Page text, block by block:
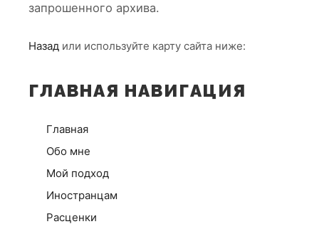
запрошенного архива.
Назад или используйте карту сайта ниже:
ГЛАВНАЯ НАВИГАЦИЯ
Главная
Обо мне
Мой подход
Иностранцам
Расценки